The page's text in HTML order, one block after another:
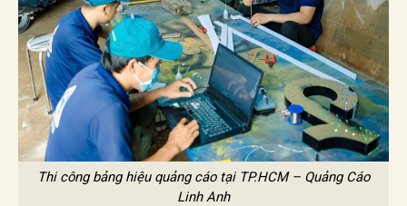
Thi công bảng hiệu quảng cáo tại TP.HCM – Quảng Cáo
Linh Anh